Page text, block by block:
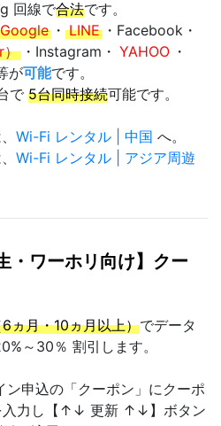
回線で合法です。
Google ・LINE・Facebook・
） ・Instagram・ YAHOO ・
が可能です。
で 5台同時接続可能です。
Wi-Fi レンタル | 中国 へ。
Wi-Fi レンタル | アジア周遊
・ワーホリ向け】クー
ヵ月・10ヵ月以上）でデータ
～30％ 割引します。
申込の「クーポン」にクーポ
入力し【↑↓ 更新 ↑↓】ボタン